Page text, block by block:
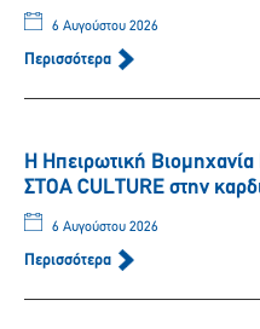
6 Αυγούστου 2026
Περισσότερα
Η Ηπειρωτική
ΣΤΟΑ CULTURE στην
6 Αυγούστου 2026
Περισσότερα